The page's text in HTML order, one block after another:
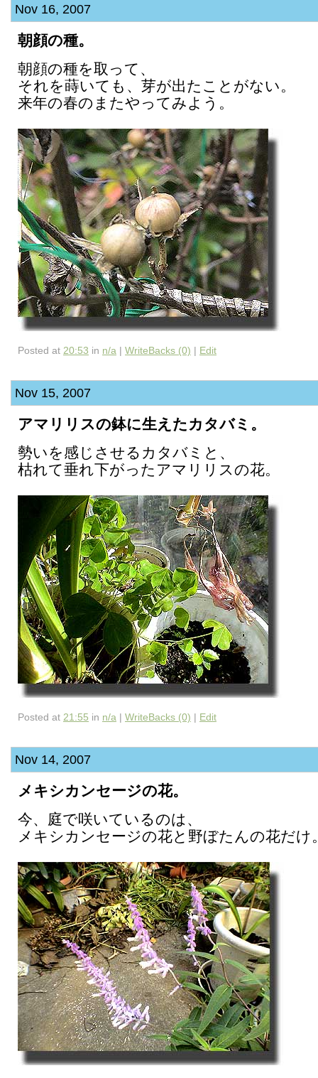
Nov 16, 2007
朝顔の種。
朝顔の種を取って、
それを蒔いても、芽が出たことがない。
来年の春のまたやってみよう。
Posted at 20:53 in n/a | WriteBacks (0) | Edit
Nov 15, 2007
アマリリスの鉢に生えたカタバミ。
勢いを感じさせるカタバミと、
枯れて垂れ下がったアマリリスの花。
Posted at 21:55 in n/a | WriteBacks (0) | Edit
Nov 14, 2007
メキシカンセージの花。
今、庭で咲いているのは、
メキシカンセージの花と野ぼたんの花だけ